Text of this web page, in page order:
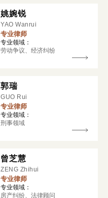
姚婉锐
YAO Wanrui
专业律师
专业领域：
劳动争议、经济纠纷
郭瑞
GUO Rui
专业律师
专业领域：
刑事领域
曾芝慧
ZENG Zhihui
专业律师
专业领域：
房产纠纷、法律顾问